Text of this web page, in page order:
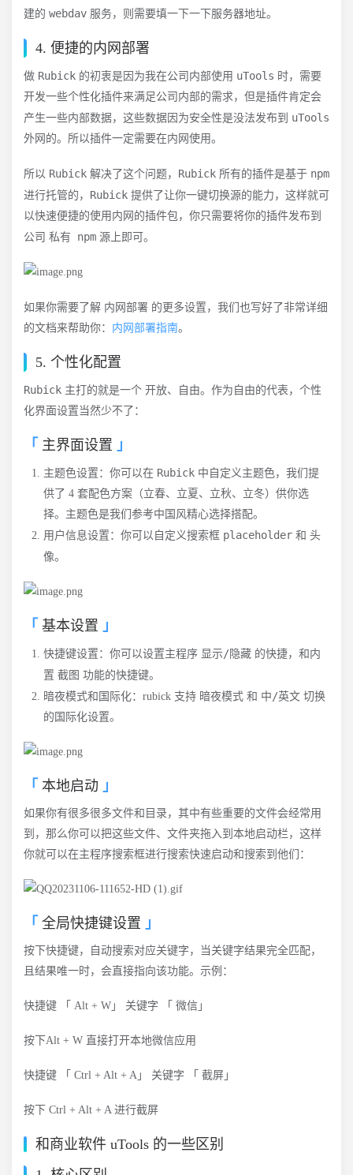
建的 webdav 服务，则需要填一下一下服务器地址。
4. 便捷的内网部署
做 Rubick 的初衷是因为我在公司内部使用 uTools 时，需要
开发一些个性化插件来满足公司内部的需求，但是插件肯定会
产生一些内部数据，这些数据因为安全性是没法发布到 uTools
外网的。所以插件一定需要在内网使用。
所以 Rubick 解决了这个问题， Rubick 所有的插件是基于 npm
进行托管的， Rubick 提供了让你一键切换源的能力，这样就可
以快速便捷的使用内网的插件包，你只需要将你的插件发布到
公司 私有 npm 源上即可。
如果你需要了解 内网部署 的更多设置，我们也写好了非常详细
的文档来帮助你： 内网部署指南。
5. 个性化配置
Rubick 主打的就是一个 开放、自由。作为自由的代表，个性
化界面设置当然少不了：
主界面设置
主题色设置：你可以在 Rubick 中自定义主题色，我们提
供了 4 套配色方案（立春、立夏、立秋、立冬）供你选
择。主题色是我们参考中国风精心选择搭配。
用户信息设置：你可以自定义搜索框 placeholder 和 头
像。
基本设置
快捷键设置：你可以设置主程序 显示/隐藏 的快捷，和内
置 截图 功能的快捷键。
暗夜模式和国际化：rubick 支持 暗夜模式 和 中/英文 切换
的国际化设置。
本地启动
如果你有很多很多文件和目录，其中有些重要的文件会经常用
到，那么你可以把这些文件、文件夹拖入到本地启动栏，这样
你就可以在主程序搜索框进行搜索快速启动和搜索到他们：
全局快捷键设置
按下快捷键，自动搜索对应关键字，当关键字结果完全匹配，
且结果唯一时，会直接指向该功能。示例：
快捷键 「 Alt + W」 关键字 「 微信」
按下Alt + W 直接打开本地微信应用
快捷键 「 Ctrl + Alt + A」 关键字 「 截屏」
按下 Ctrl + Alt + A 进行截屏
和商业软件 uTools 的一些区别